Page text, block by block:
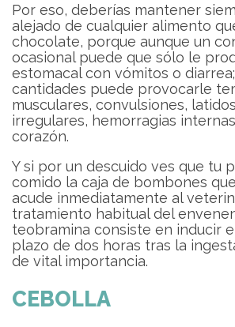
Por eso, deberías mantener
alejado de cualquier alimento
chocolate, porque aunque un
ocasional puede que sólo le
estomacal con vómitos o
cantidades puede provocarle
musculares, convulsiones,
irregulares, hemorragias
corazón.
Y si por un descuido ves que tu
comido la caja de bombones
acude inmediatamente al
tratamiento habitual del
teobramina consiste en inducir
plazo de dos horas tras la
de vital importancia.
CEBOLLA